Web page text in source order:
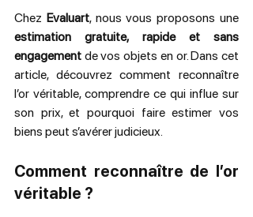
Chez Evaluart
estimation gratuite, rapide et sans
engagement de vos objets en or. Dans cet
article, découvrez comment reconnaître
l’or véritable, comprendre ce qui influe sur
son prix, et pourquoi faire estimer vos
biens peut s’avérer judicieux.
Comment reconnaître de l’or
véritable ?